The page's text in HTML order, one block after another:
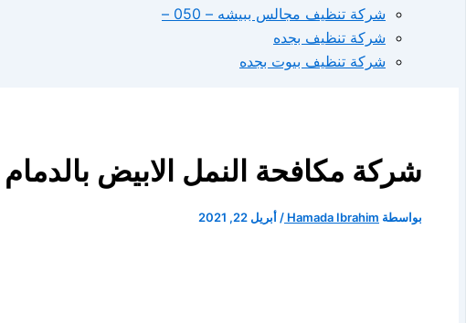
شركة تنظيف مجالس ببيشه – 050 –
شركة تنظيف بجده
شركة تنظيف بيوت بجده
شركة مكافحة النمل الابيض بالدمام خصم يصل
بواسطة Hamada Ibrahim
/ أبريل 22, 2021